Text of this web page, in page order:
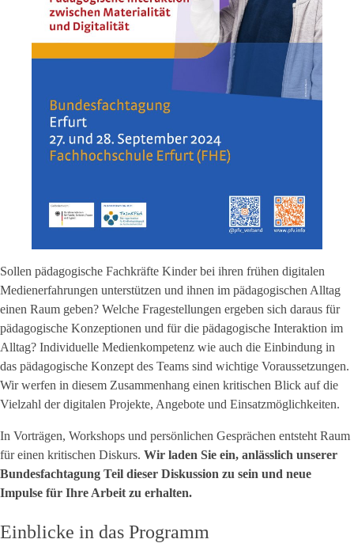
Sollen pädagogische Fachkräfte Kinder bei ihren frühen digitalen
Medienerfahrungen unterstützen und ihnen im pädagogischen Alltag
einen Raum geben? Welche Fragestellungen ergeben sich daraus für
pädagogische Konzeptionen und für die pädagogische Interaktion im
Alltag? Individuelle Medienkompetenz wie auch die Einbindung in
das pädagogische Konzept des Teams sind wichtige Voraussetzungen.
Wir werfen in diesem Zusammenhang einen kritischen Blick auf die
Vielzahl der digitalen Projekte, Angebote und Einsatzmöglichkeiten.
In Vorträgen, Workshops und persönlichen Gesprächen entsteht Raum
für einen kritischen Diskurs. Wir laden Sie ein, anlässlich unserer
Bundesfachtagung Teil dieser Diskussion zu sein und neue
Impulse für Ihre Arbeit zu erhalten.
Einblicke in das Programm